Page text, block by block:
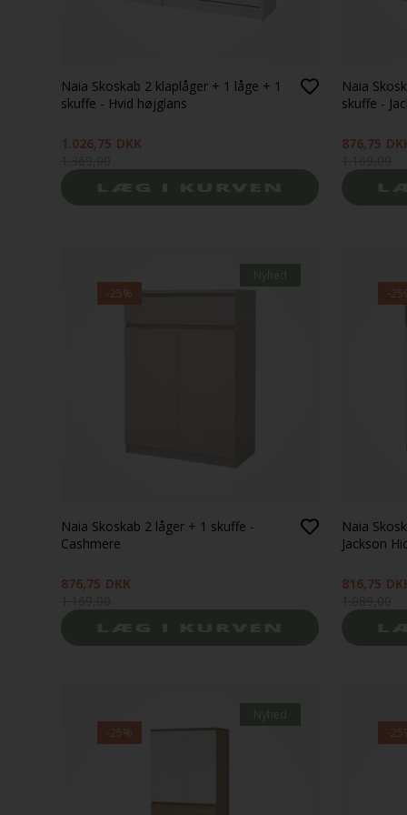
Naia Skoskab 2 klaplåger + 1 låge + 1
skuffe - Hvid højglans
1.026,75 DKK
Naia
skuffe -
876,75
-25%
Naia Skoskab 2 låger + 1 skuffe -
Cashmere
876,75 DKK
-
Naia
Jackson
816,75
-25%
-